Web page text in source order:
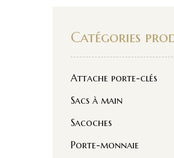
Catégories
Attache porte-clés
Sacs à main
Sacoches
Porte-monnaie